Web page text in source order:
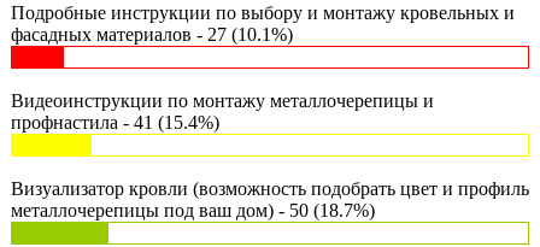
Подробные инструкции по выбору и монтажу кровельных и
фасадных материалов - 27 (10.1%)
Видеоинструкции по монтажу металлочерепицы и
профнастила - 41 (15.4%)
Визуализатор кровли (возможность подобрать цвет и профиль
металлочерепицы под ваш дом) - 50 (18.7%)